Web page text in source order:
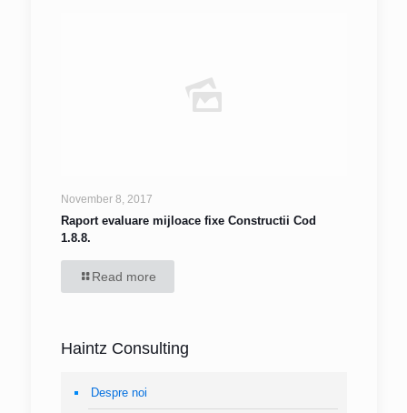
November 8, 2017
Raport evaluare mijloace fixe Constructii Cod
1.8.8.
Read more
Haintz Consulting
Despre noi